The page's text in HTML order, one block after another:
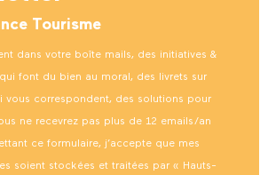
Tourisme
dans votre boîte mails, des initiatives &
font du bien au moral, des livrets sur
vous correspondent, des solutions pour
ne recevrez pas plus de 12 emails/an
ce formulaire, j’accepte que mes
soient stockées et traitées par « Hauts-